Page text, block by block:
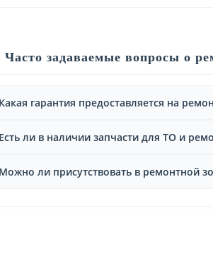
Часто задаваемые вопросы о
гарантия предоставляется на
ли в наличии запчасти для ТО и
ли присутствовать в ремонтной